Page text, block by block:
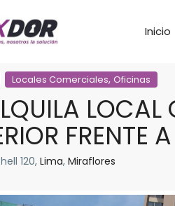
Inicio
Locales Comerciales, Oficinas
FRENTE
120, Lima, Miraflores